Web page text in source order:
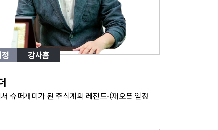
강사홈
슈퍼개미가 된 주식계의 레전드-(재오픈 일정